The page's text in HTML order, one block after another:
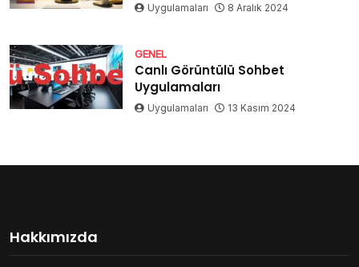
Uygulamaları 8 Aralık 2024
GENEL
Canlı Görüntülü Sohbet
Uygulamaları
Uygulamaları 13 Kasım 2024
Hakkımızda